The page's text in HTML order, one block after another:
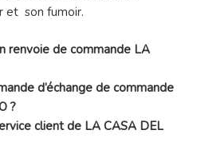
et son fumoir.
renvoie de commande LA
d’échange de commande
?
client de LA CASA DEL